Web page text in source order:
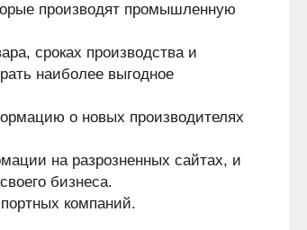
производят промышленную
сроках производства и
наиболее выгодное
о новых производителях
на разрозненных сайтах, и
бизнеса.
компаний.